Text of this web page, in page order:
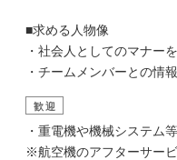
■求める人物像
・社会人としてのマナー
・チームメンバーとの情
歓迎
・重電機や機械システム
※航空機のアフターサー